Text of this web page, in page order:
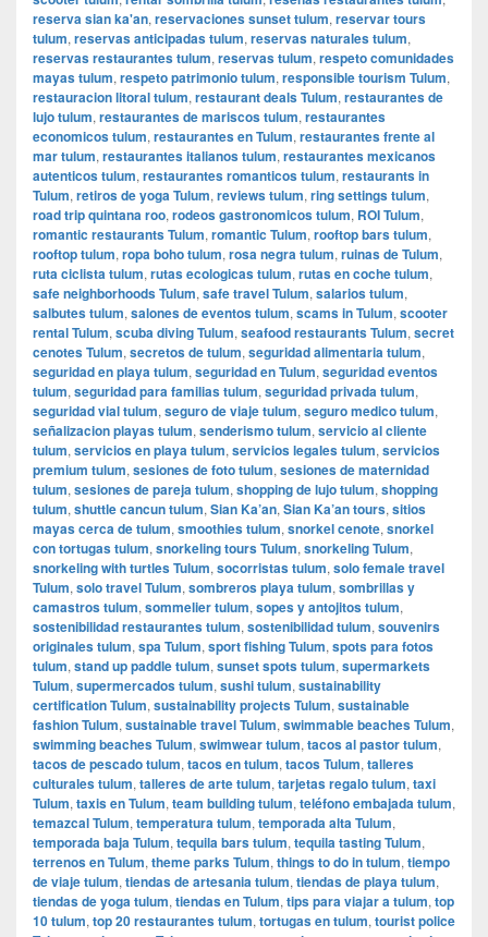
reserva sian ka'an, reservaciones sunset tulum, reservar tours
tulum, reservas anticipadas tulum, reservas naturales tulum,
reservas restaurantes tulum, reservas tulum, respeto comunidades
mayas tulum, respeto patrimonio tulum, responsible tourism Tulum,
restauracion litoral tulum, restaurant deals Tulum, restaurantes de
lujo tulum, restaurantes de mariscos tulum, restaurantes
economicos tulum, restaurantes en Tulum, restaurantes frente al
mar tulum, restaurantes italianos tulum, restaurantes mexicanos
autenticos tulum, restaurantes romanticos tulum, restaurants in
Tulum, retiros de yoga Tulum, reviews tulum, ring settings tulum,
road trip quintana roo, rodeos gastronomicos tulum, ROI Tulum,
romantic restaurants Tulum, romantic Tulum, rooftop bars tulum,
rooftop tulum, ropa boho tulum, rosa negra tulum, ruinas de Tulum,
ruta ciclista tulum, rutas ecologicas tulum, rutas en coche tulum,
safe neighborhoods Tulum, safe travel Tulum, salarios tulum,
salbutes tulum, salones de eventos tulum, scams in Tulum, scooter
rental Tulum, scuba diving Tulum, seafood restaurants Tulum, secret
cenotes Tulum, secretos de tulum, seguridad alimentaria tulum,
seguridad en playa tulum, seguridad en Tulum, seguridad eventos
tulum, seguridad para familias tulum, seguridad privada tulum,
seguridad vial tulum, seguro de viaje tulum, seguro medico tulum,
señalizacion playas tulum, senderismo tulum, servicio al cliente
tulum, servicios en playa tulum, servicios legales tulum, servicios
premium tulum, sesiones de foto tulum, sesiones de maternidad
tulum, sesiones de pareja tulum, shopping de lujo tulum, shopping
tulum, shuttle cancun tulum, Sian Ka’an, Sian Ka’an tours, sitios
mayas cerca de tulum, smoothies tulum, snorkel cenote, snorkel
con tortugas tulum, snorkeling tours Tulum, snorkeling Tulum,
snorkeling with turtles Tulum, socorristas tulum, solo female travel
Tulum, solo travel Tulum, sombreros playa tulum, sombrillas y
camastros tulum, sommelier tulum, sopes y antojitos tulum,
sostenibilidad restaurantes tulum, sostenibilidad tulum, souvenirs
originales tulum, spa Tulum, sport fishing Tulum, spots para fotos
tulum, stand up paddle tulum, sunset spots tulum, supermarkets
Tulum, supermercados tulum, sushi tulum, sustainability
certification Tulum, sustainability projects Tulum, sustainable
fashion Tulum, sustainable travel Tulum, swimmable beaches Tulum,
swimming beaches Tulum, swimwear tulum, tacos al pastor tulum,
tacos de pescado tulum, tacos en tulum, tacos Tulum, talleres
culturales tulum, talleres de arte tulum, tarjetas regalo tulum, taxi
Tulum, taxis en Tulum, team building tulum, teléfono embajada tulum,
temazcal Tulum, temperatura tulum, temporada alta Tulum,
temporada baja Tulum, tequila bars tulum, tequila tasting Tulum,
terrenos en Tulum, theme parks Tulum, things to do in tulum, tiempo
de viaje tulum, tiendas de artesania tulum, tiendas de playa tulum,
tiendas de yoga tulum, tiendas en Tulum, tips para viajar a tulum, top
10 tulum, top 20 restaurantes tulum, tortugas en tulum, tourist police